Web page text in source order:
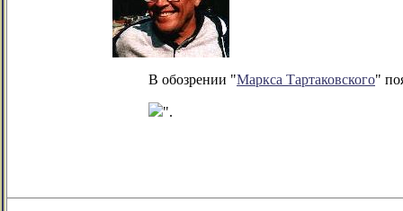
В обозрении "Маркса Тартаковского"
".